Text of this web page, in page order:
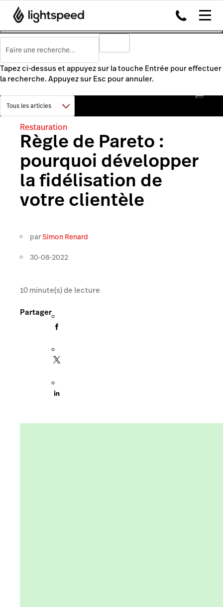
Tapez ci-dessus et appuyez sur la touche Entrée pour effectuer
la recherche. Appuyez sur Esc pour annuler.
Restauration
Règle de Pareto :
pourquoi développer
la fidélisation de
votre clientèle
parSimon Renard
30-08-2022
10minute(s) de lecture
Partager